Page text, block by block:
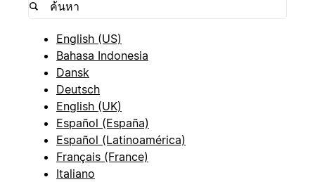
English (US)
Bahasa Indonesia
Dansk
Deutsch
English (UK)
Español (España)
Español (Latinoamérica)
Français (France)
Italiano